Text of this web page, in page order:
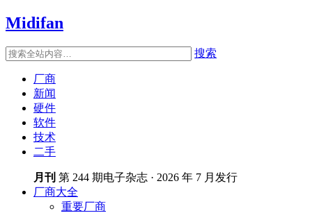
Midifan
搜索
厂商
新闻
硬件
软件
技术
二手
月刊 第 244 期电子杂志 · 2026 年 7 月发行
厂商大全
重要厂商